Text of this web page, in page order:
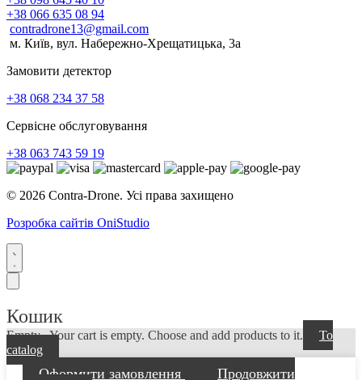
+38 066 635 08 94
contradrone13@gmail.com
м. Київ, вул. Набережно-Хрещатицька, 3а
Замовити детектор
+38 068 234 37 58
Сервісне обслуговування
+38 063 743 59 19
© 2026 Contra-Drone. Усі права захищено
Розробка сайтів OniStudio
Кошик
Empty...Your cart is empty. Choose and add products to it.
To
catalog
Оформити замовлення
Продовжити